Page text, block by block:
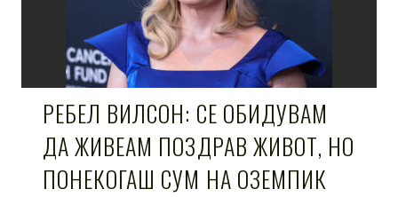
РЕБЕЛ ВИЛСОН: СЕ ОБИДУВАМ
ДА ЖИВЕАМ ПОЗДРАВ ЖИВОТ, НО
ПОНЕКОГАШ СУМ НА ОЗЕМПИК